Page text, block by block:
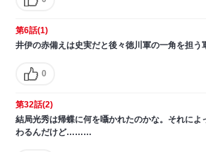
第6話(1)
井伊の赤備えは史実だと後々徳川軍の一角を担う
0
第32話(2)
結局光秀は帰蝶に何を囁かれたのかな。それによ
わるんだけど………